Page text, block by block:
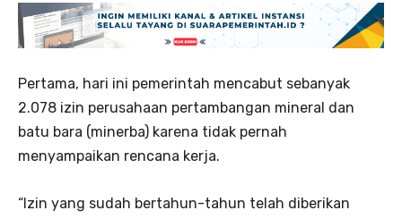
Pertama, hari ini pemerintah mencabut sebanyak
2.078 izin perusahaan pertambangan mineral dan
batu bara (minerba) karena tidak pernah
menyampaikan rencana kerja.
“Izin yang sudah bertahun-tahun telah diberikan